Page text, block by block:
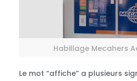
Habillage Mecahers
Le mot “affiche” a plusieurs